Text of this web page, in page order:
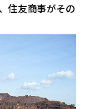
住友商事がその